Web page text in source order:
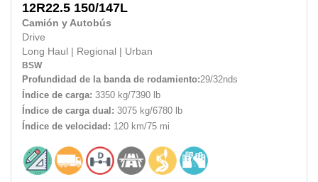
12R22.5 150/147L
Camión y Autobús
Drive
Long Haul
Regional Urban
BSW
Profundidad de la banda de rodamiento:29/32nds
Índice de carga: 3350 kg/7390 lb
Índice de carga dual: 3075 kg/6780 lb
Índice de velocidad: 120 km/75 mi